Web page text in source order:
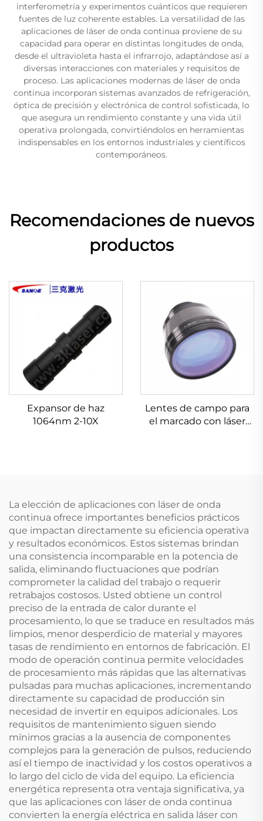
interferometría y experimentos cuánticos que requieren
fuentes de luz coherente estables. La versatilidad de las
aplicaciones de láser de onda continua proviene de su
capacidad para operar en distintas longitudes de onda,
desde el ultravioleta hasta el infrarrojo, adaptándose así a
diversas interacciones con materiales y requisitos de
proceso. Las aplicaciones modernas de láser de onda
continua incorporan sistemas avanzados de refrigeración,
óptica de precisión y electrónica de control sofisticada, lo
que asegura un rendimiento constante y una vida útil
operativa prolongada, convirtiéndolos en herramientas
indispensables en los entornos industriales y científicos
contemporáneos.
Recomendaciones de nuevos
productos
Expansor de haz
1064nm 2-10X
Lentes de campo para
el marcado con láser
La elección de aplicaciones con láser de onda
continua ofrece importantes beneficios prácticos
que impactan directamente su eficiencia operativa
y resultados económicos. Estos sistemas brindan
una consistencia incomparable en la potencia de
salida, eliminando fluctuaciones que podrían
comprometer la calidad del trabajo o requerir
retrabajos costosos. Usted obtiene un control
preciso de la entrada de calor durante el
procesamiento, lo que se traduce en resultados más
limpios, menor desperdicio de material y mayores
tasas de rendimiento en entornos de fabricación. El
modo de operación continua permite velocidades
de procesamiento más rápidas que las alternativas
pulsadas para muchas aplicaciones, incrementando
directamente su capacidad de producción sin
necesidad de invertir en equipos adicionales. Los
requisitos de mantenimiento siguen siendo
mínimos gracias a la ausencia de componentes
complejos para la generación de pulsos, reduciendo
así el tiempo de inactividad y los costos operativos a
lo largo del ciclo de vida del equipo. La eficiencia
energética representa otra ventaja significativa, ya
que las aplicaciones con láser de onda continua
convierten la energía eléctrica en salida láser con